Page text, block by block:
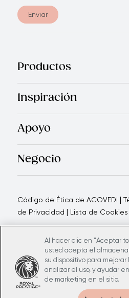
Enviar
Productos
Mas VendidosCocina
Inspiración
RecetasBlogRoyal TV
Apoyo
Garantía Royal Prestige®
Negocio
Por qué elegirnosCómo te
Código de Ética de ACOVEDI |
de Privacidad | Lista de Cookies
Todos los derechos reservados
Al hacer clic en "Aceptar
usted acepta el
su dispositivo para
analizar el uso, y ayudar
de marketing en el sitio.